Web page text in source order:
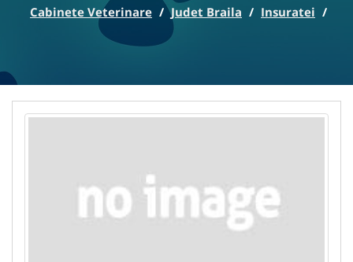
Cabinete Veterinare / Judet Braila / Insuratei /